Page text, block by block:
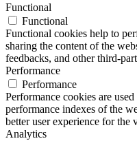
Functional
Functional
Functional cookies help to
sharing the content of the
feedbacks, and other third-
Performance
Performance
Performance cookies are
performance indexes of the
better user experience for the
Analytics